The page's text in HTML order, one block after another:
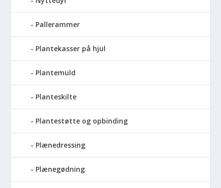
Pallerammer
Plantekasser på hjul
Plantemuld
Planteskilte
Plantestøtte og opbinding
Plænedressing
Plænegødning